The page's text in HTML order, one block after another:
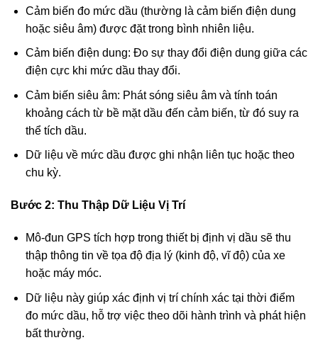
Cảm biến đo mức dầu (thường là cảm biến điện dung
hoặc siêu âm) được đặt trong bình nhiên liệu.
Cảm biến điện dung: Đo sự thay đổi điện dung giữa các
điện cực khi mức dầu thay đổi.
Cảm biến siêu âm: Phát sóng siêu âm và tính toán
khoảng cách từ bề mặt dầu đến cảm biến, từ đó suy ra
thể tích dầu.
Dữ liệu về mức dầu được ghi nhận liên tục hoặc theo
chu kỳ.
Bước 2: Thu Thập Dữ Liệu Vị Trí
Mô-đun GPS tích hợp trong thiết bị định vị dầu sẽ thu
thập thông tin về tọa độ địa lý (kinh độ, vĩ độ) của xe
hoặc máy móc.
Dữ liệu này giúp xác định vị trí chính xác tại thời điểm
đo mức dầu, hỗ trợ việc theo dõi hành trình và phát hiện
bất thường.